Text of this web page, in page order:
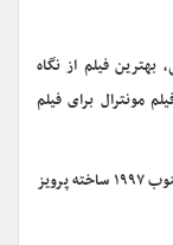
بهترین فیلم از نگاه
مونترال برای فیلم
-جایزه طلایی از جشنواره فیلم توکیو برای فیلم مسافر جنوب ۱۹۹۷ ساخته پرویز